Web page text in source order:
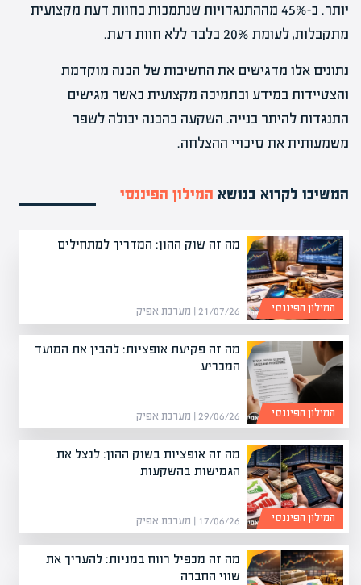
יותר. כ-45% מההתנגדויות שנתמכות בחוות דעת מקצועית
מתקבלות, לעומת 20% בלבד ללא חוות דעת.
נתונים אלו מדגישים את החשיבות של הכנה מוקדמת
והצטיידות במידע ובתמיכה מקצועית כאשר מגישים
התנגדות להיתר בנייה. השקעה בהכנה יכולה לשפר
משמעותית את סיכויי ההצלחה.
המשיכו לקרוא בנושא המילון הפיננסי
מה זה שוק ההון: המדריך למתחילים
21/07/26 | מערכת אפיק המילון הפיננסי
מה זה פקיעת אופציות: להבין את המועד
המכריע
29/06/26 | מערכת אפיק המילון הפיננסי
מה זה אופציות בשוק ההון: לנצל את
הגמישות בהשקעות
17/06/26 | מערכת אפיק המילון הפיננסי
מה זה מכפיל רווח במניות: להעריך את
שווי החברה